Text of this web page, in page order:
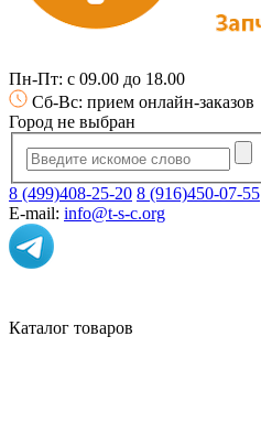
Пн-Пт: с 09.00 до 18.00
Сб-Вс: прием онлайн-заказов
Город не выбран
8 (499)408-25-20 8 (916)450-07-55
E-mail: info@t-s-c.org
Каталог товаров